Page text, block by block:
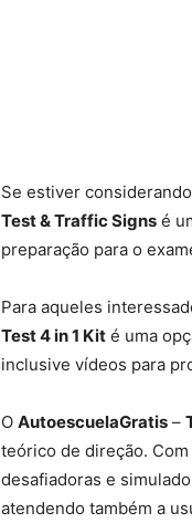
Se estiver
Test & Traffic Signs é
preparação para o
Para aqueles
Test 4 in 1 Kit é uma
inclusive vídeos para
O AutoescuelaGratis –
teórico de direção.
desafiadoras e
atendendo também a